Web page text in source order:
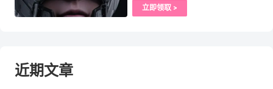
立即领取 >
近期文章